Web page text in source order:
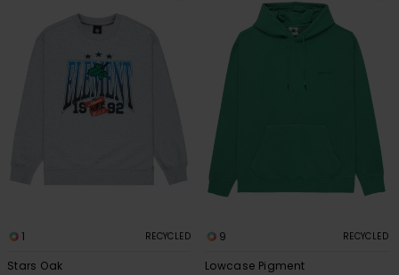
1 RECYCLED
Stars Oak
9 RECYCLED
Lowcase Pigment